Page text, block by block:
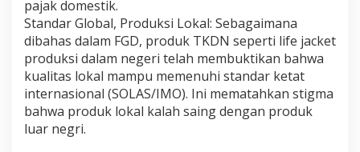
pajak domestik.
​Standar Global, Produksi Lokal: Sebagaimana
dibahas dalam FGD, produk TKDN seperti life jacket
produksi dalam negeri telah membuktikan bahwa
kualitas lokal mampu memenuhi standar ketat
internasional (SOLAS/IMO). Ini mematahkan stigma
bahwa produk lokal kalah saing dengan produk
luar negri.